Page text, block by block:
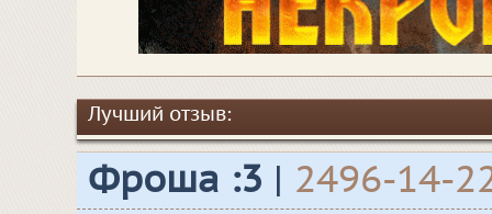
Лучший отзыв:
Фроша :3 | 2496-14-